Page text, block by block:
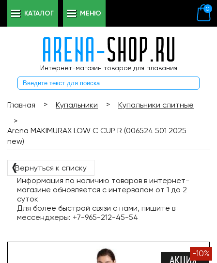
Интернет-магазин товаров для плавания
0
КАТАЛОГ МЕНЮ
Главная > Купальники >
Купальники слитные
>
Arena MAKIMURAX LOW C CUP R (006524 501 2025 -
new)
❬Вернуться к списку
Информация по наличию товаров в интернет-
магазине обновляется с интервалом от 1 до 2
суток
Для более быстрой связи с нами, пишите в
мессенджеры: +7-965-212-45-54
-10%